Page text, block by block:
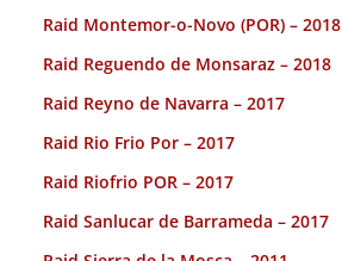
Raid Montemor-o-Novo (POR) – 2018
Raid Reguendo de Monsaraz – 2018
Raid Reyno de Navarra – 2017
Raid Rio Frio Por – 2017
Raid Riofrio POR – 2017
Raid Sanlucar de Barrameda – 2017